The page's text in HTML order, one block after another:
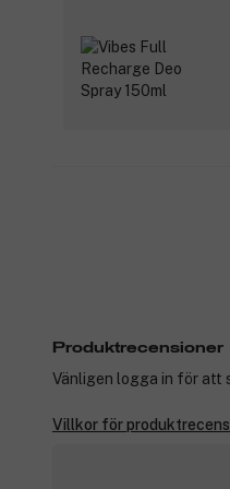
Produktrecensioner
Vänligen logga in för att
Villkor för